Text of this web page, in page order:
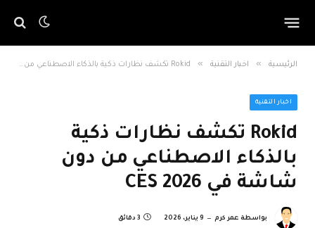
الرئيسية » اخبار التقنية » Rokid تكشف نظارات ذكية بالذكاء الاصطناعي من دون شاشة في CES 2026
اخبار التقنية
Rokid تكشف نظارات ذكية
بالذكاء الاصطناعي من دون
شاشة في CES 2026
بواسطة عمر كرم 9 يناير، 2026 3 دقائق